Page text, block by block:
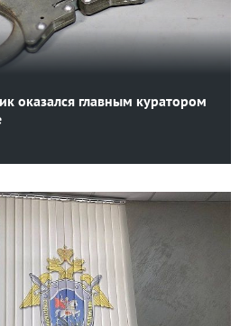
оказался главным куратором